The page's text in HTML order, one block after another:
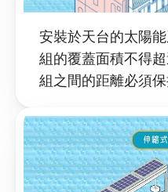
安裝於天台的太陽
組的覆蓋面積不得
組之間的距離必須保